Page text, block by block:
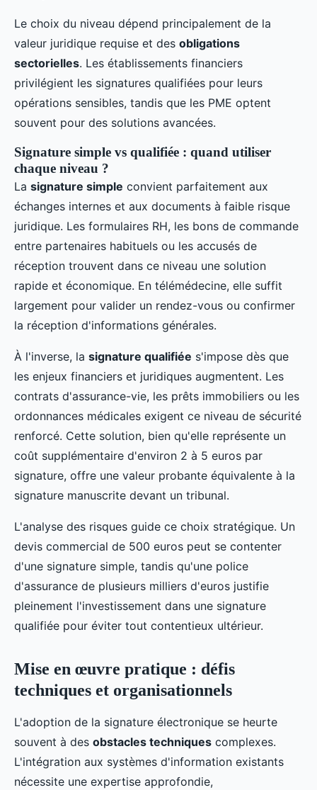
Le choix du niveau dépend principalement de la
valeur juridique requise et des obligations
sectorielles. Les établissements financiers
privilégient les signatures qualifiées pour leurs
opérations sensibles, tandis que les PME optent
souvent pour des solutions avancées.
Signature simple vs qualifiée : quand utiliser
chaque niveau ?
La signature simple convient parfaitement aux
échanges internes et aux documents à faible risque
juridique. Les formulaires RH, les bons de commande
entre partenaires habituels ou les accusés de
réception trouvent dans ce niveau une solution
rapide et économique. En télémédecine, elle suffit
largement pour valider un rendez-vous ou confirmer
la réception d'informations générales.
À l'inverse, la signature qualifiée s'impose dès que
les enjeux financiers et juridiques augmentent. Les
contrats d'assurance-vie, les prêts immobiliers ou les
ordonnances médicales exigent ce niveau de sécurité
renforcé. Cette solution, bien qu'elle représente un
coût supplémentaire d'environ 2 à 5 euros par
signature, offre une valeur probante équivalente à la
signature manuscrite devant un tribunal.
L'analyse des risques guide ce choix stratégique. Un
devis commercial de 500 euros peut se contenter
d'une signature simple, tandis qu'une police
d'assurance de plusieurs milliers d'euros justifie
pleinement l'investissement dans une signature
qualifiée pour éviter tout contentieux ultérieur.
Mise en œuvre pratique : défis
techniques et organisationnels
L'adoption de la signature électronique se heurte
souvent à des obstacles techniques complexes.
L'intégration aux systèmes d'information existants
nécessite une expertise approfondie,